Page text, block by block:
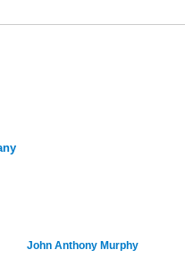
John Anthony Murphy